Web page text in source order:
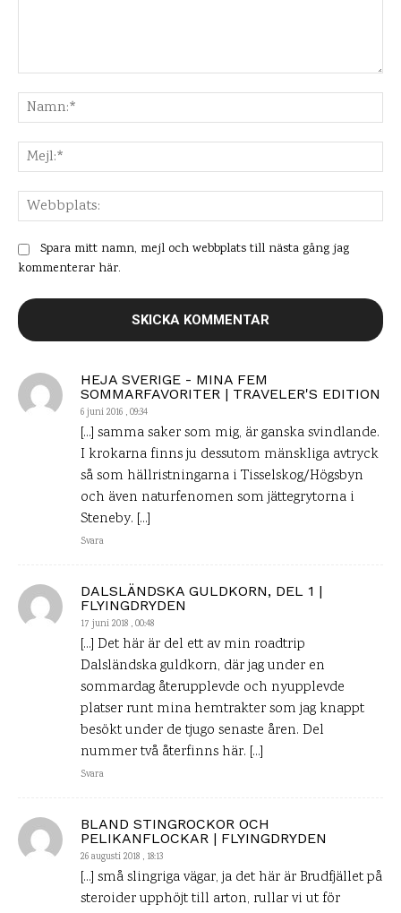
HEJA SVERIGE - MINA FEM
SOMMARFAVORITER | TRAVELER'S EDITION
6 juni 2016 , 09:34
[…] samma saker som mig, är ganska svindlande.
I krokarna finns ju dessutom mänskliga avtryck
så som hällristningarna i Tisselskog/Högsbyn
och även naturfenomen som jättegrytorna i
Steneby. […]
Svara
DALSLÄNDSKA GULDKORN, DEL 1 |
FLYINGDRYDEN
17 juni 2018 , 00:48
[…] Det här är del ett av min roadtrip
Dalsländska guldkorn, där jag under en
sommardag återupplevde och nyupplevde
platser runt mina hemtrakter som jag knappt
besökt under de tjugo senaste åren. Del
nummer två återfinns här. […]
Svara
BLAND STINGROCKOR OCH
PELIKANFLOCKAR | FLYINGDRYDEN
26 augusti 2018 , 18:13
[…] små slingriga vägar, ja det här är Brudfjället på
steroider upphöjt till arton, rullar vi ut för
Spara mitt namn, mejl och webbplats till nästa gång jag
kommenterar här.